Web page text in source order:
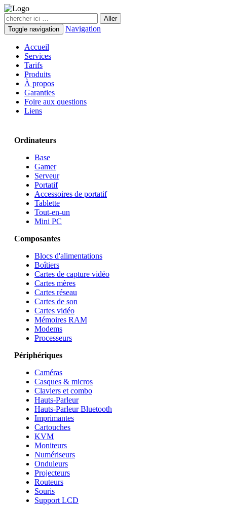
Toggle navigation Navigation
Accueil
Services
Tarifs
Produits
À propos
Garanties
Foire aux questions
Liens
Ordinateurs
Base
Gamer
Serveur
Portatif
Accessoires de portatif
Tablette
Tout-en-un
Mini PC
Composantes
Blocs d'alimentations
Boîtiers
Cartes de capture vidéo
Cartes mères
Cartes réseau
Cartes de son
Cartes vidéo
Mémoires RAM
Modems
Processeurs
Périphériques
Caméras
Casques & micros
Claviers et combo
Hauts-Parleur
Hauts-Parleur Bluetooth
Imprimantes
Cartouches
KVM
Moniteurs
Numériseurs
Onduleurs
Projecteurs
Routeurs
Souris
Support LCD